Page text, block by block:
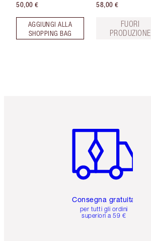
50,00 €
AGGIUNGI ALLA
SHOPPING BAG
58,00 €
FUORI
PRODUZIONE
Consegna gratuita
per tutti gli ordini
superiori a 59 €